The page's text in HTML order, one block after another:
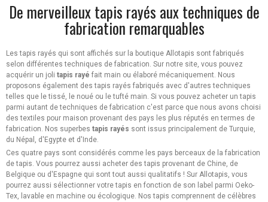
De merveilleux tapis rayés aux techniques de
fabrication remarquables
Les tapis rayés qui sont affichés sur la boutique Allotapis sont fabriqués
selon différentes techniques de fabrication. Sur notre site, vous pouvez
acquérir un joli tapis rayé fait main ou élaboré mécaniquement. Nous
proposons également des tapis rayés fabriqués avec d'autres techniques
telles que le tissé, le noué ou le tufté main. Si vous pouvez acheter un tapis
parmi autant de techniques de fabrication c'est parce que nous avons choisi
des textiles pour maison provenant des pays les plus réputés en termes de
fabrication. Nos superbes tapis rayés sont issus principalement de Turquie,
du Népal, d'Egypte et d'Inde.
Ces quatre pays sont considérés comme les pays berceaux de la fabrication
de tapis. Vous pourrez aussi acheter des tapis provenant de Chine, de
Belgique ou d'Espagne qui sont tout aussi qualitatifs ! Sur Allotapis, vous
pourrez aussi sélectionner votre tapis en fonction de son label parmi Oeko-
Tex, lavable en machine ou écologique. Nos tapis comprennent de célèbres